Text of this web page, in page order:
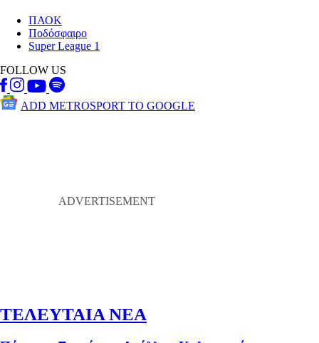
ΠΑΟΚ
Ποδόσφαιρο
Super League 1
FOLLOW US
ADD METROSPORT TO GOOGLE
ΤΕΛΕΥΤΑΙΑ ΝΕΑ